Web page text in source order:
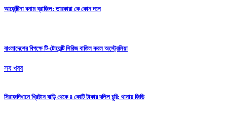
আর্জেন্টিনা বনাম ব্রাজিল: তারকারা কে কোন দলে
বাংলাদেশের বিপক্ষে টি-টোয়েন্টি সিরিজ বাতিল করল অস্ট্রেলিয়া
সব খবর
সিরাজদিখানে খ্রিষ্টান বাড়ি থেকে ৪ কোটি টাকার দলিল চুরি: থানায় জিডি